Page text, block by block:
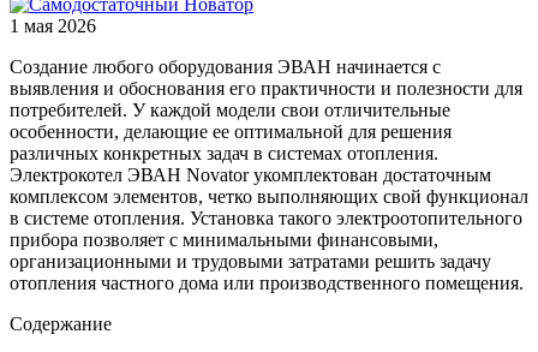
1 мая 2026
Создание любого оборудования ЭВАН начинается с
выявления и обоснования его практичности и полезности для
потребителей. У каждой модели свои отличительные
особенности, делающие ее оптимальной для решения
различных конкретных задач в системах отопления.
Электрокотел ЭВАН Novator укомплектован достаточным
комплексом элементов, четко выполняющих свой функционал
в системе отопления. Установка такого электроотопительного
прибора позволяет с минимальными финансовыми,
организационными и трудовыми затратами решить задачу
отопления частного дома или производственного помещения.
Содержание